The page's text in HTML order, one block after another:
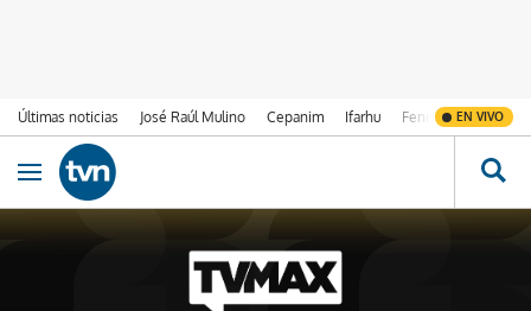
Últimas noticias José Raúl Mulino Cepanim Ifarhu Fenómeno de El
EN VIVO
Ir al contenido
Obrir navegació